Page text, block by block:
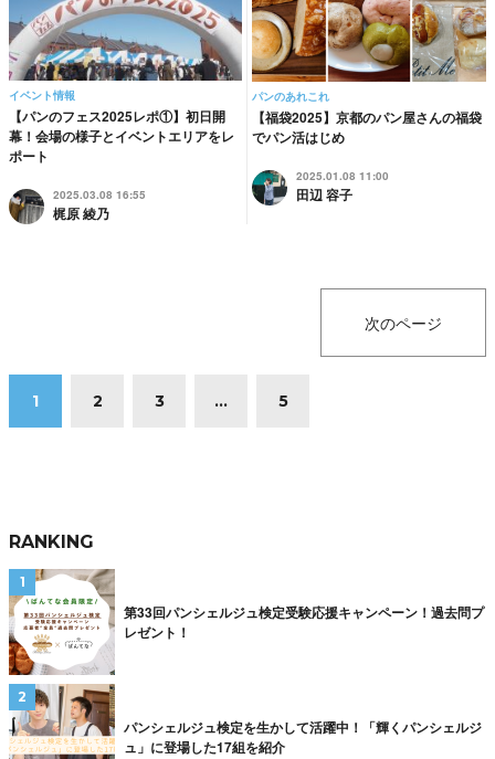
イベント情報
【パンのフェス2025レポ①】初日開
幕！会場の様子とイベントエリアをレ
ポート
2025.03.08 16:55
梶原 綾乃
パンのあれこれ
【福袋2025】京都のパン屋さんの福袋
でパン活はじめ
2025.01.08 11:00
田辺 容子
1 2 3 ...
次のページ
5
RANKING
第33回パンシェルジュ検定受験応援キャンペーン！過去問プ
レゼント！
パンシェルジュ検定を生かして活躍中！「輝くパンシェルジ
ュ」に登場した17組を紹介